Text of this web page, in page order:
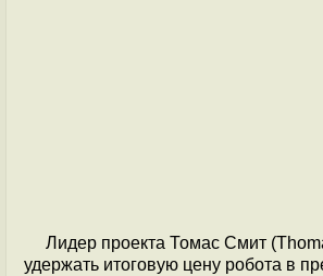
Лидер проекта Томас Смит
удержать итоговую цену робота в